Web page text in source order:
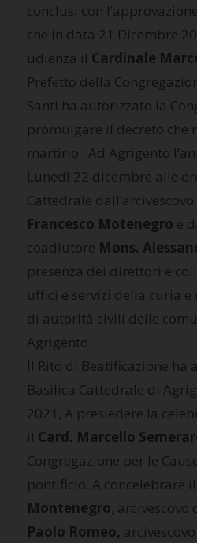
conclusi con
che in data 21 Dicembre
udienza il Cardinale
Prefetto della
Santi ha autorizzato la
promulgare il decreto che
martirio . Ad Agrigento
Lunedì 22 dicembre alle
Cattedrale
Francesco Motenegro e
coadiutore Mons.
presenza dei direttori e
uffici e servizi della curia
di autorità civili delle
Agrigento.
Il Rito di Beatificazione ha
Basilica Cattedrale di
2021, A presiedere la
il Card. Marcello
Congregazione per le
pontificio. A concelebrare il
Montenegro, arcivescovo
Paolo Romeo,